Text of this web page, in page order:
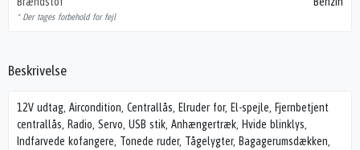
* Der tages forbehold for fejl
Beskrivelse
12V udtag, Aircondition, Centrallås, Elruder for, El-spejle, Fjernbetjent
centrallås, Radio, Servo, USB stik, Anhængertræk, Hvide blinklys,
Indfarvede kofangere, Tonede ruder, Tågelygter, Bagagerumsdækken,